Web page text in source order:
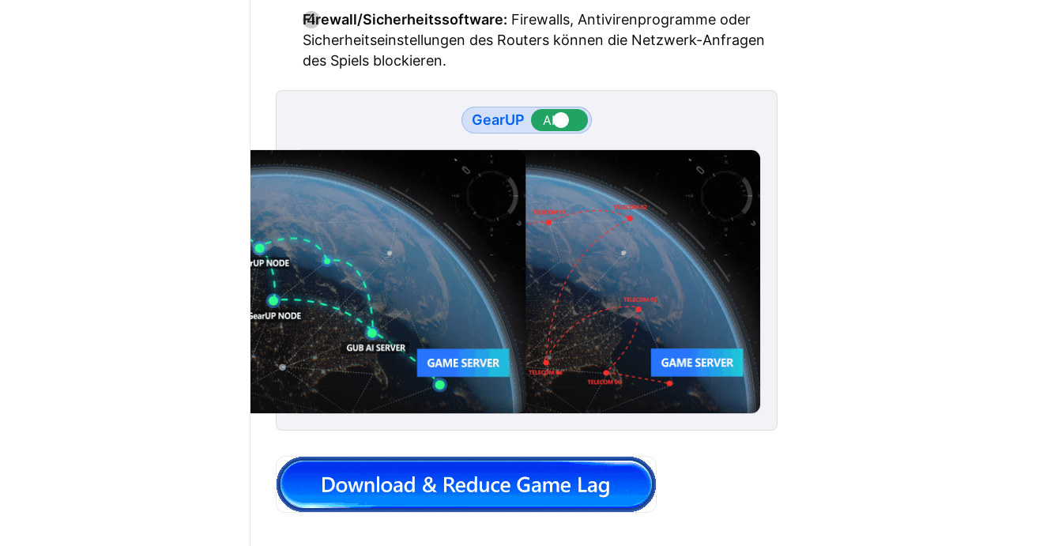
Firewall/Sicherheitssoftware: Firewalls, Antivirenprogramme oder
Sicherheitseinstellungen des Routers können die Netzwerk-Anfragen
des Spiels blockieren.
GearUP